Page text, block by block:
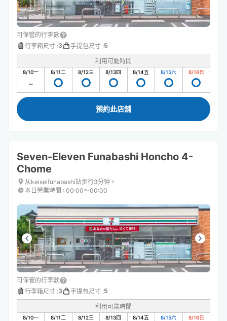
可保管的行李數
行李箱尺寸 :3 手提包尺寸 :5
利用可能時間
8/10一 8/11二 8/12三 8/13四 8/14五 8/15六 8/16日
預約此店舖
Seven-Eleven Funabashi Honcho 4-
Chome
从keiseifunabashi站步行3分钟。
本日營業時間 : 00:00〜00:00
可保管的行李數
行李箱尺寸 :3 手提包尺寸 :5
利用可能時間
8/10一 8/11二 8/12三 8/13四 8/14五 8/15六 8/16日